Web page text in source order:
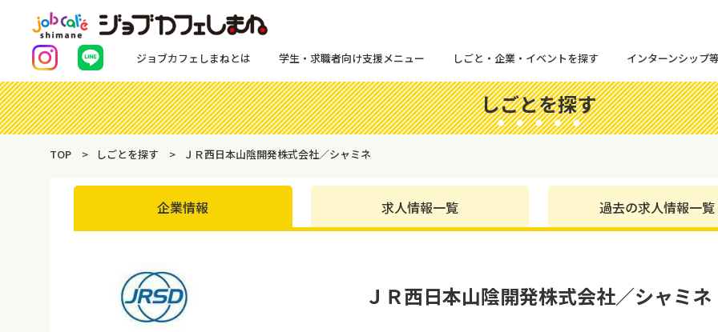
ジョブカフェしまねとは 学生・求職者向け支援メニュー しごと・企業・イベントを探す インターンシップ
しごとを探す
TOP しごとを探す ＪＲ西日本山陰開発株式会社／シャミネ
企業情報 求人情報一覧 過去の求人情報一覧
ＪＲ西日本山陰開発株式会社／シャミネ